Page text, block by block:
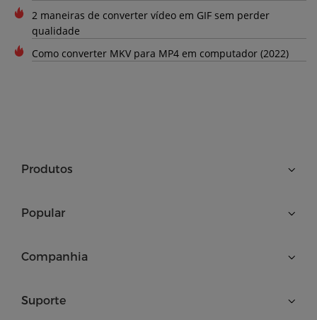
2 maneiras de converter vídeo em GIF sem perder
qualidade
Como converter MKV para MP4 em computador (2022)
Produtos
Popular
Companhia
Suporte